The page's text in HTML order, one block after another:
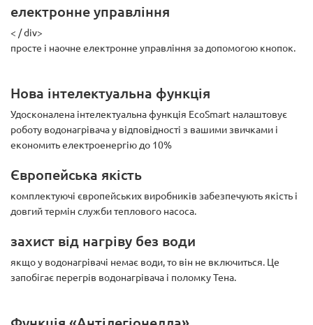
електронне управління
< / div>
просте і наочне електронне управління за допомогою кнопок.
Нова інтелектуальна функція
Удосконалена інтелектуальна функція EcoSmart налаштовує
роботу водонагрівача у відповідності з вашими звичками і
економить електроенергію до 10%
Європейська якість
комплектуючі європейських виробників забезпечують якість і
довгий термін служби теплового насоса.
захист від нагріву без води
якщо у водонагрівачі немає води, то він не включиться. Це
запобігає перегрів водонагрівача і поломку Тена.